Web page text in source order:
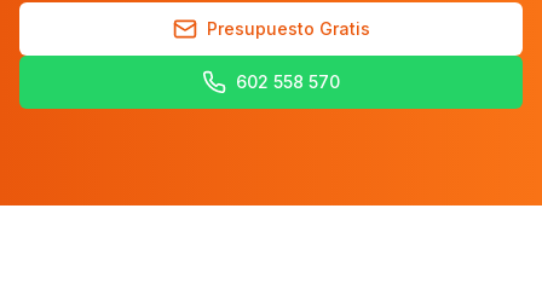
Presupuesto Gratis
602 558 570